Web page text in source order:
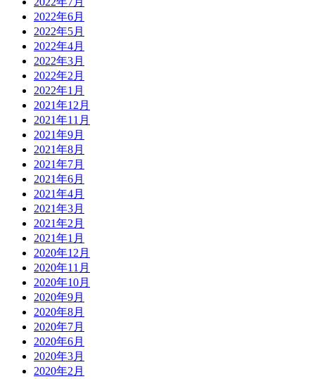
2022年6月
2022年5月
2022年4月
2022年3月
2022年2月
2022年1月
2021年12月
2021年11月
2021年9月
2021年8月
2021年7月
2021年6月
2021年4月
2021年3月
2021年2月
2021年1月
2020年12月
2020年11月
2020年10月
2020年9月
2020年8月
2020年7月
2020年6月
2020年3月
2020年2月